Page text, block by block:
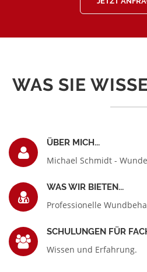
WAS SIE
ÜBER MICH...
Michael Schmidt -
WAS WIR BIETEN...
Professionelle
SCHULUNGEN FÜR
Wissen und Erfahrung.